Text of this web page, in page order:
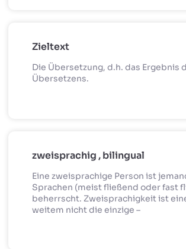
Zieltext
Die Übersetzung, d.h. das Ergebnis
Übersetzens.
zweisprachig , bilingual
Eine zweisprachige Person ist
Sprachen (meist fließend oder fast
beherrscht. Zweisprachigkeit ist
weitem nicht die einzige –